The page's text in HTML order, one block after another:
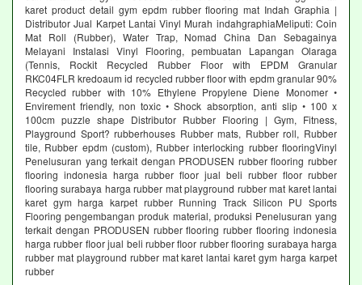
karet product detail gym epdm rubber flooring mat Indah Graphia |
Distributor Jual Karpet Lantai Vinyl Murah indahgraphiaMeliputi: Coin
Mat Roll (Rubber), Water Trap, Nomad China Dan Sebagainya
Melayani Instalasi Vinyl Flooring, pembuatan Lapangan Olaraga
(Tennis, Rockit Recycled Rubber Floor with EPDM Granular
RKC04FLR kredoaum id recycled rubber floor with epdm granular 90%
Recycled rubber with 10% Ethylene Propylene Diene Monomer •
Envirement friendly, non toxic • Shock absorption, anti slip • 100 x
100cm puzzle shape Distributor Rubber Flooring | Gym, Fitness,
Playground Sport? rubberhouses Rubber mats, Rubber roll, Rubber
tile, Rubber epdm (custom), Rubber interlocking rubber flooringVinyl
Penelusuran yang terkait dengan PRODUSEN rubber flooring rubber
flooring indonesia harga rubber floor jual beli rubber floor rubber
flooring surabaya harga rubber mat playground rubber mat karet lantai
karet gym harga karpet rubber Running Track Silicon PU Sports
Flooring pengembangan produk material, produksi Penelusuran yang
terkait dengan PRODUSEN rubber flooring rubber flooring indonesia
harga rubber floor jual beli rubber floor rubber flooring surabaya harga
rubber mat playground rubber mat karet lantai karet gym harga karpet
rubber